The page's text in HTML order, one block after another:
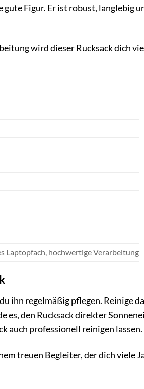
Figur. Er ist robust, langlebig
wird dieser Rucksack dich
Laptopfach, hochwertige Verarbeitung
ihn regelmäßig pflegen. Reinige
es, den Rucksack direkter
auch professionell reinigen lassen.
treuen Begleiter, der dich viele